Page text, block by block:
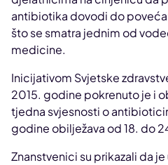
antibiotika dovodi do
što se smatra jednim od
medicine.
Inicijativom Svjetske
2015. godine pokrenuto je i
tjedna svjesnosti o
godine obilježava od 18. do
Znanstvenici su prikazali da je